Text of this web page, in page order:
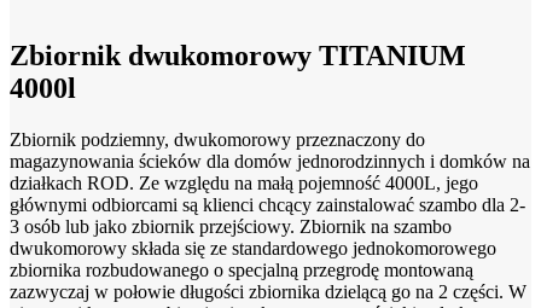
Zbiornik dwukomorowy TITANIUM
4000l
Zbiornik podziemny, dwukomorowy przeznaczony do
magazynowania ścieków dla domów jednorodzinnych i domków na
działkach ROD. Ze względu na małą pojemność 4000L, jego
głównymi odbiorcami są klienci chcący zainstalować szambo dla 2-
3 osób lub jako zbiornik przejściowy. Zbiornik na szambo
dwukomorowy składa się ze standardowego jednokomorowego
zbiornika rozbudowanego o specjalną przegrodę montowaną
zazwyczaj w połowie długości zbiornika dzielącą go na 2 części. W